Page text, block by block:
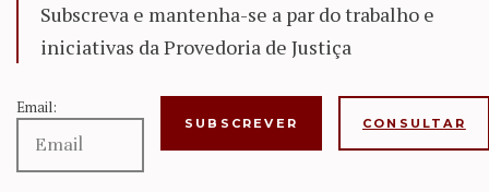
Subscreva e mantenha-se a par do trabalho e
iniciativas da Provedoria de Justiça
Email:
CONSULTAR